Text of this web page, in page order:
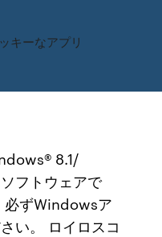
キーなアプリ
8.1/
フトウェアで
必ずWindowsア
い。 ロイロスコ